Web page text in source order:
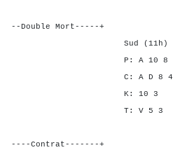
--Double Mort-----+
Sud
P: A 10 8 7
C: A D 8 4
K: 10 3
T: V 5 3 |
----Contrat-------+